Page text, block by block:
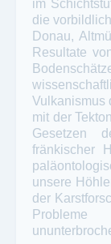
im
die
Donau,
Resultate
Vulkanismus
mit der
Gesetzen
fränkischer
unsere
der
Probleme